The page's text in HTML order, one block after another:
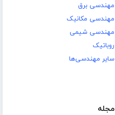
مهندسی برق
مهندسی مکانیک
مهندسی شیمی
روباتیک
سایر مهندسی‌ها
مجله